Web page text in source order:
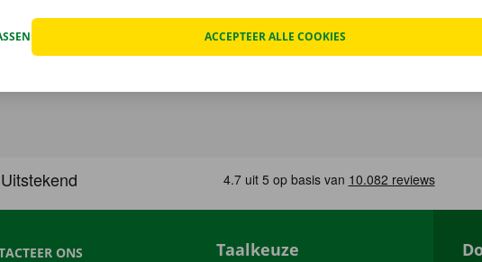
ONS
Taalkeuze
ACCEPTEER ALLE COOKIES